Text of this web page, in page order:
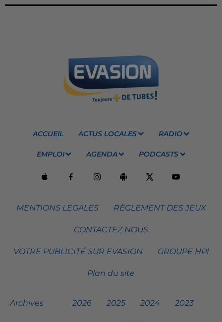
ACCUEIL ACTUS LOCALES RADIO
EMPLOI AGENDA PODCASTS
MENTIONS LEGALES RÈGLEMENT DES JEUX
CONTACTEZ NOUS
VOTRE PUBLICITÉ SUR EVASION GROUPE HPI
Plan du site
Archives 2026 2025 2024 2023